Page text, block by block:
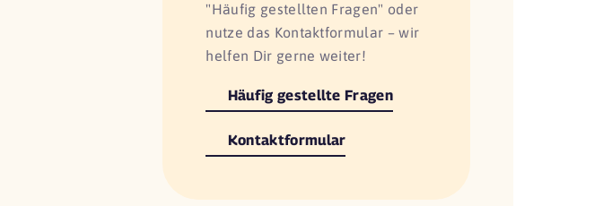
"Häufig gestellten Fragen" oder
nutze das Kontaktformular – wir
helfen Dir gerne weiter!
Häufig gestellte Fragen
Kontaktformular